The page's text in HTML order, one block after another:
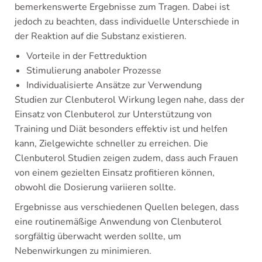
bemerkenswerte Ergebnisse zum Tragen. Dabei ist
jedoch zu beachten, dass individuelle Unterschiede in
der Reaktion auf die Substanz existieren.
Vorteile in der Fettreduktion
Stimulierung anaboler Prozesse
Individualisierte Ansätze zur Verwendung
Studien zur Clenbuterol Wirkung legen nahe, dass der
Einsatz von Clenbuterol zur Unterstützung von
Training und Diät besonders effektiv ist und helfen
kann, Zielgewichte schneller zu erreichen. Die
Clenbuterol Studien zeigen zudem, dass auch Frauen
von einem gezielten Einsatz profitieren können,
obwohl die Dosierung variieren sollte.
Ergebnisse aus verschiedenen Quellen belegen, dass
eine routinemäßige Anwendung von Clenbuterol
sorgfältig überwacht werden sollte, um
Nebenwirkungen zu minimieren.